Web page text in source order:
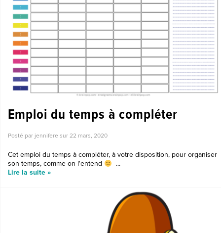
Emploi du temps à compléter
Posté par jennifere sur 22 mars, 2020
Cet emploi du temps à compléter, à votre disposition, pour organiser
son temps, comme on l'entend
...
Lire la suite »